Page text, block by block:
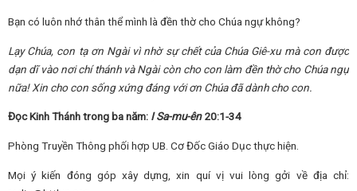
Bạn có luôn nhớ thân thể mình là đền thờ cho Chúa ngự không?
Lạy Chúa, con tạ ơn Ngài vì nhờ sự chết của Chúa Giê-xu mà con được
dạn dĩ vào nơi chí thánh và Ngài còn cho con làm đền thờ cho Chúa ngự
nữa! Xin cho con sống xứng đáng với ơn Chúa đã dành cho con.
Đọc Kinh Thánh trong ba năm: I Sa-mu-ên20:1-34
Phòng Truyền Thông phối hợp UB. Cơ Đốc Giáo Dục thực hiện.
Mọi ý kiến đóng góp xây dựng, xin quí vị vui lòng gởi về địa chỉ: